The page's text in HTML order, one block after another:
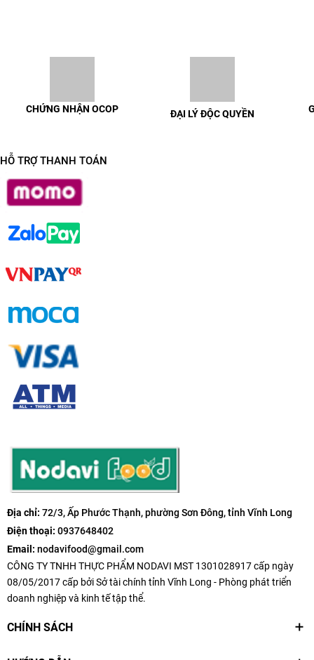
CHỨNG NHẬN OCOP ĐẠI LÝ ĐỘC QUYỀN
HỖ TRỢ THANH TOÁN
Địa chỉ: 72/3, Ấp Phước Thạnh, phường Sơn Đông, tỉnh Vĩnh Long
Điện thoại: 0937648402
Email: nodavifood@gmail.com
CÔNG TY TNHH THỰC PHẨM NODAVI MST 1301028917 cấp ngày
08/05/2017 cấp bởi Sở tài chính tỉnh Vĩnh Long - Phòng phát triển
doanh nghiệp và kinh tế tập thể.
CHÍNH SÁCH